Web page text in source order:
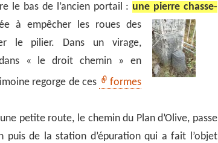
le bas de l’ancien portail : une pierre chasse-
à empêcher les roues des
le pilier. Dans un virage,
« le droit chemin » en
regorge de ces
formes
petite route, le chemin du Plan d’Olive, passe
puis de la station d’épuration qui a fait l’objet